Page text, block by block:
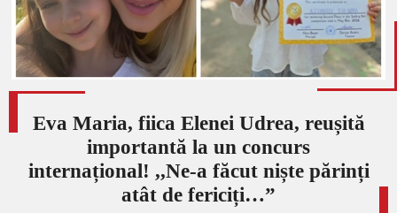
Eva Maria, fiica Elenei Udrea, reușită
importantă la un concurs
internațional! ,,Ne-a făcut niște părinți
atât de fericiți…”